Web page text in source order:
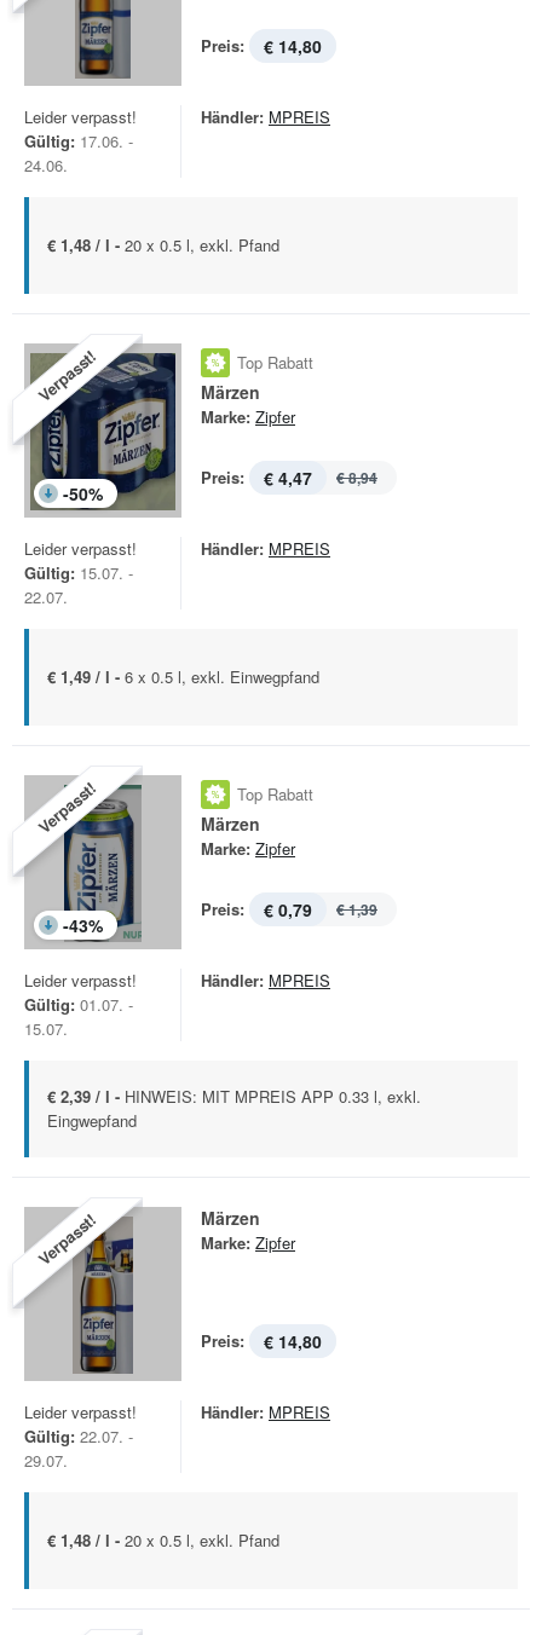
Preis: € 14,80
Leider verpasst!
Gültig: 17.06. -
24.06.
Händler: MPREIS
€ 1,48 / l - 20 x 0.5 l, exkl. Pfand
Verpasst!
-50%
Top Rabatt
Märzen
Marke: Zipfer
Preis: € 4,47 € 8,94
Leider verpasst!
Gültig: 15.07. -
22.07.
Händler: MPREIS
€ 1,49 / l - 6 x 0.5 l, exkl. Einwegpfand
Verpasst!
-43%
Top Rabatt
Märzen
Marke: Zipfer
Preis: € 0,79 € 1,39
Leider verpasst!
Gültig: 01.07. -
15.07.
Händler: MPREIS
€ 2,39 / l - HINWEIS: MIT MPREIS APP 0.33 l, exkl.
Eingwepfand
Verpasst! Märzen
Marke: Zipfer
Preis: € 14,80
Leider verpasst!
Gültig: 22.07. -
29.07.
Händler: MPREIS
€ 1,48 / l - 20 x 0.5 l, exkl. Pfand